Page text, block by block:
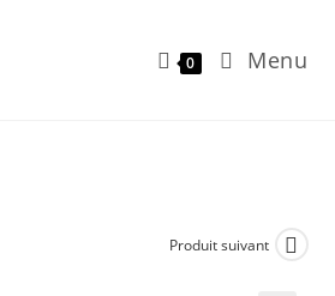
0 Menu
Produit suivant